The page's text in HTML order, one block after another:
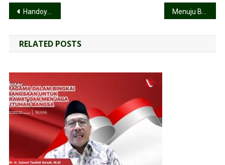
Handoyono Paparkan Hasil Munas X LDII, Arah Organisasi Makin Terstruktur
RELATED POSTS